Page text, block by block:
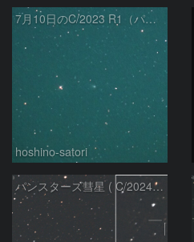
7月10日のC/2023 R1（パンスターズ彗星）
hoshino-satori
パンスターズ彗星 ( C/2024R4 )：2026/06/28